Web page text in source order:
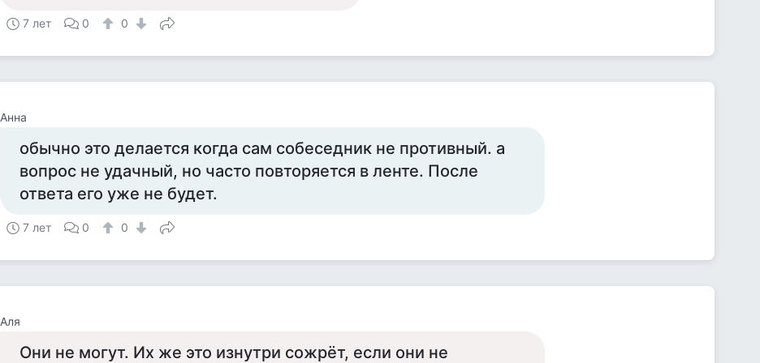
7 лет 0 0
Анна
обычно это делается когда сам собеседник не противный. а
вопрос не удачный, но часто повторяется в ленте. После
ответа его уже не будет.
7 лет 0 0
Аля
Они не могут. Их же это изнутри сожрёт, если они не